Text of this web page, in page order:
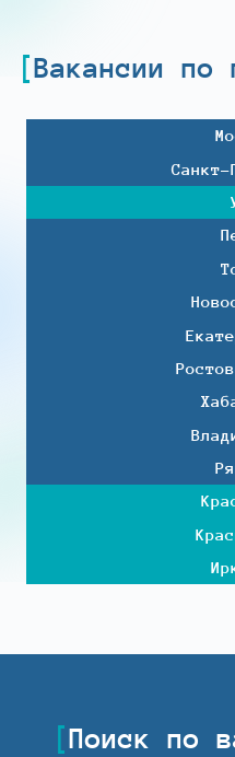
Вакансии по
Санкт-
Поиск по